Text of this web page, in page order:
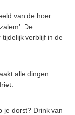
van de hoer
De
verblijf in de
alle dingen
je dorst? Drink van